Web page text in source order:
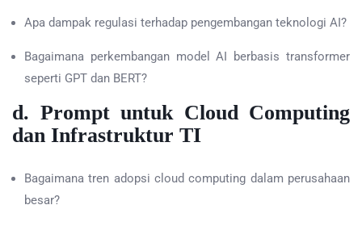
Apa dampak regulasi terhadap pengembangan teknologi AI?
Bagaimana perkembangan model AI berbasis transformer
seperti GPT dan BERT?
d. Prompt untuk Cloud Computing
dan Infrastruktur TI
Bagaimana tren adopsi cloud computing dalam perusahaan
besar?